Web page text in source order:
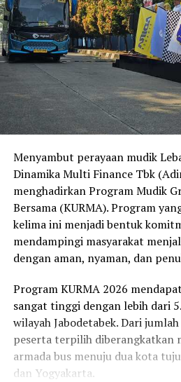
Menyambut perayaan mudik
Dinamika Multi Finance Tbk
menghadirkan Program Mudik
Bersama (KURMA). Program
kelima ini menjadi bentuk
mendampingi masyarakat
dengan aman, nyaman, dan
Program KURMA 2026
sangat tinggi dengan lebih dari
wilayah Jabodetabek. Dari
peserta terpilih diberangkatkan
armada bus menuju dua kota
dan Yogyakarta.